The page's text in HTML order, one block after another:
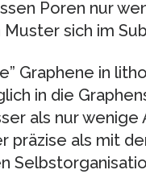
Poren nur
sich im
Graphene in
in die
als nur
präzise als mit